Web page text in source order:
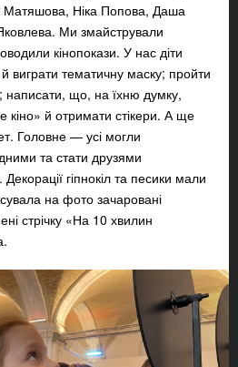
Матяшова, Ніка Попова, Даша
Ми змайстрували
кінопокази. У нас діти
виграти тематичну маску; пройти
написати, що, на їхню думку,
кіно» й отримати стікери. А ще
Головне — усі могли
та стати друзями
гіпнокіл та песики мали
на фото зачаровані
стрічку «На 10 хвилин